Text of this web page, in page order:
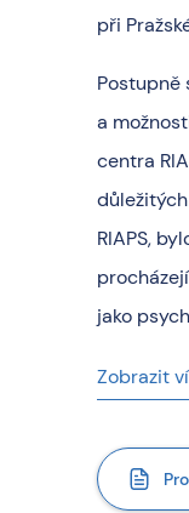
při
Postupně
a
centra
RIAPS,
jako
Zobrazit